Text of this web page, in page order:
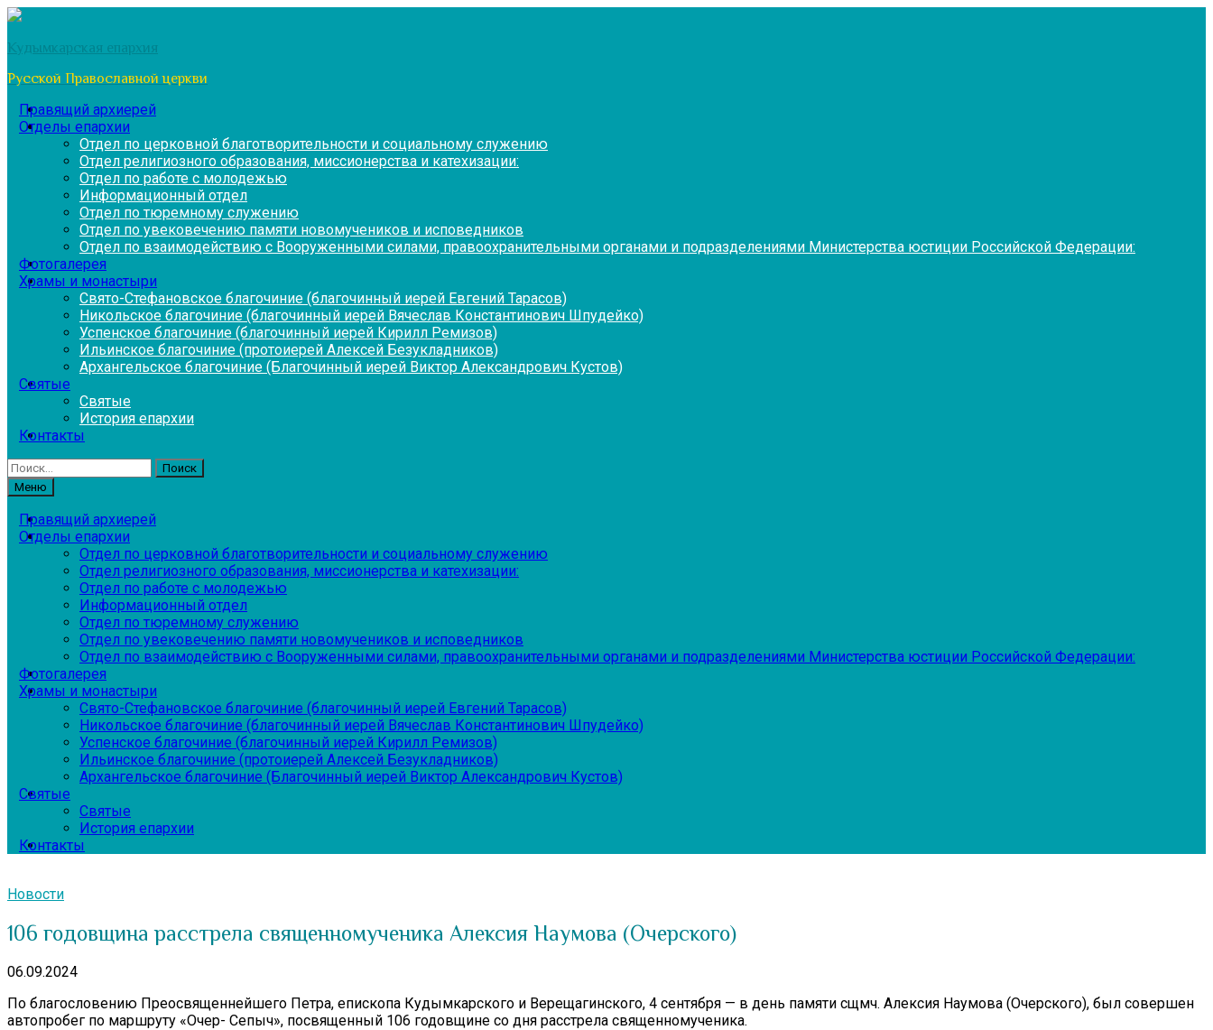
Перейти
содержимому
Кудымкарская епархия
Русской Православной церкви
Правящий архиерей
Отделы епархии
Отдел по церковной благотворительности и социальному служению
Отдел религиозного образования, миссионерства и катехизации:
Отдел по работе с молодежью
Информационный отдел
Отдел по тюремному служению
Отдел по увековечению памяти новомучеников и исповедников
Отдел по взаимодействию с Вооруженными силами, правоохранительными органами и подразделениями Министерства юстиции Российской Федерации:
Фотогалерея
Храмы и монастыри
Свято-Стефановское благочиние (благочинный иерей Евгений Тарасов)
Никольское благочиние (благочинный иерей Вячеслав Константинович Шпудейко)
Успенское благочиние (благочинный иерей Кирилл Ремизов)
Ильинское благочиние (протоиерей Алексей Безукладников)
Архангельское благочиние (Благочинный иерей Виктор Александрович Кустов)
Святые
Святые
История епархии
Контакты
Найти:
Меню
Правящий архиерей
Отделы епархии
Отдел по церковной благотворительности и социальному служению
Отдел религиозного образования, миссионерства и катехизации:
Отдел по работе с молодежью
Информационный отдел
Отдел по тюремному служению
Отдел по увековечению памяти новомучеников и исповедников
Отдел по взаимодействию с Вооруженными силами, правоохранительными органами и подразделениями Министерства юстиции Российской Федерации:
Фотогалерея
Храмы и монастыри
Свято-Стефановское благочиние (благочинный иерей Евгений Тарасов)
Никольское благочиние (благочинный иерей Вячеслав Константинович Шпудейко)
Успенское благочиние (благочинный иерей Кирилл Ремизов)
Ильинское благочиние (протоиерей Алексей Безукладников)
Архангельское благочиние (Благочинный иерей Виктор Александрович Кустов)
Святые
Святые
История епархии
Контакты
Новости
106 годовщина расстрела священномученика Алексия Наумова (Очерского)
06.09.2024
По благословению Преосвященнейшего Петра, епископа Кудымкарского и Верещагинского, 4 сентября — в день памяти сщмч. Алексия Наумова (Очерского), был совершен
автопробег по маршруту «Очер- Сепыч», посвященный 106 годовщине со дня расстрела священномученика.